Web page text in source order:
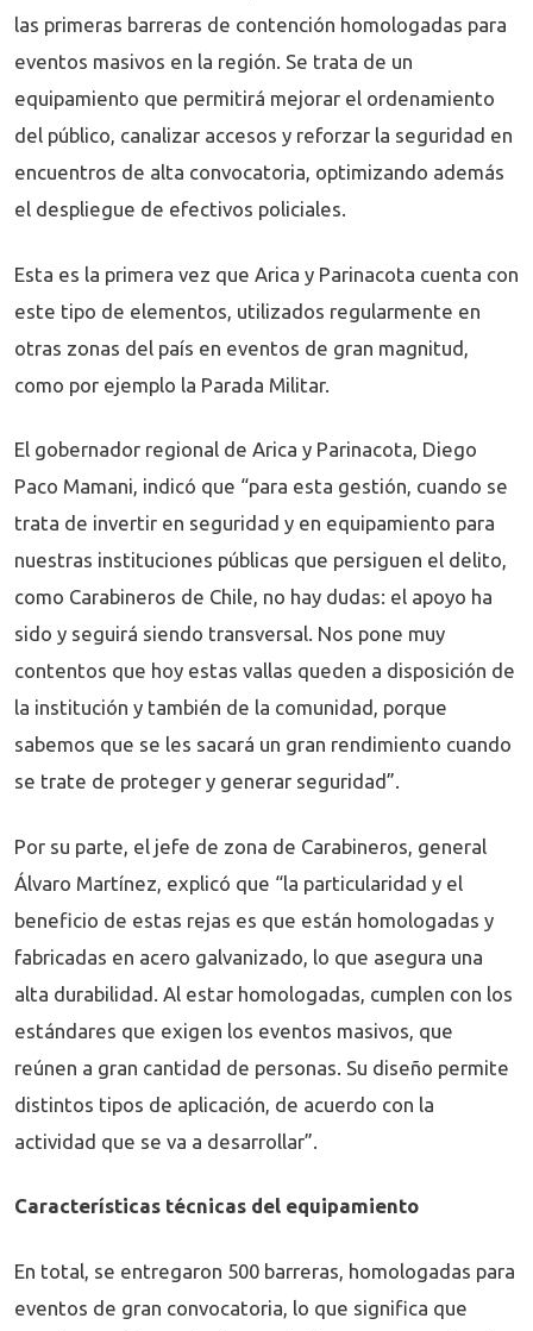
las primeras barreras de contención homologadas para
eventos masivos en la región. Se trata de un
equipamiento que permitirá mejorar el ordenamiento
del público, canalizar accesos y reforzar la seguridad en
encuentros de alta convocatoria, optimizando además
el despliegue de efectivos policiales.
Esta es la primera vez que Arica y Parinacota cuenta con
este tipo de elementos, utilizados regularmente en
otras zonas del país en eventos de gran magnitud,
como por ejemplo la Parada Militar.
El gobernador regional de Arica y Parinacota, Diego
Paco Mamani, indicó que “para esta gestión, cuando se
trata de invertir en seguridad y en equipamiento para
nuestras instituciones públicas que persiguen el delito,
como Carabineros de Chile, no hay dudas: el apoyo ha
sido y seguirá siendo transversal. Nos pone muy
contentos que hoy estas vallas queden a disposición de
la institución y también de la comunidad, porque
sabemos que se les sacará un gran rendimiento cuando
se trate de proteger y generar seguridad”.
Por su parte, el jefe de zona de Carabineros, general
Álvaro Martínez, explicó que “la particularidad y el
beneficio de estas rejas es que están homologadas y
fabricadas en acero galvanizado, lo que asegura una
alta durabilidad. Al estar homologadas, cumplen con los
estándares que exigen los eventos masivos, que
reúnen a gran cantidad de personas. Su diseño permite
distintos tipos de aplicación, de acuerdo con la
actividad que se va a desarrollar”.
Características técnicas del equipamiento
En total, se entregaron 500 barreras, homologadas para
eventos de gran convocatoria, lo que significa que